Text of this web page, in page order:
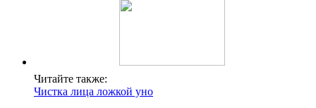
Читайте также:
Чистка лица ложкой уно